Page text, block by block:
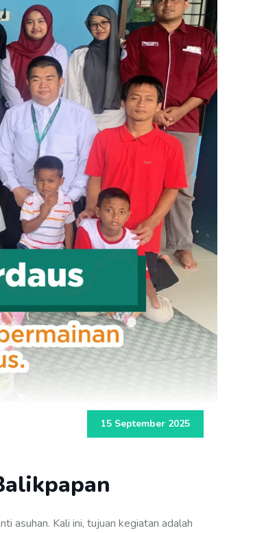
15 September 2025
asuhan. Kali ini, tujuan kegiatan adalah